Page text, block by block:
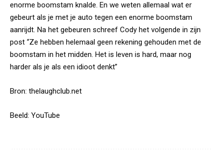
enorme boomstam knalde. En we weten allemaal wat er
gebeurt als je met je auto tegen een enorme boomstam
aanrijdt. Na het gebeuren schreef Cody het volgende in zijn
post “Ze hebben helemaal geen rekening gehouden met de
boomstam in het midden. Het is leven is hard, maar nog
harder als je als een idioot denkt”
Bron: thelaughclub.net
Beeld: YouTube